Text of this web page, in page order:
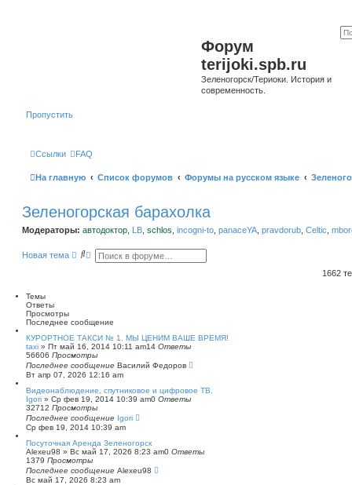
Форум
terijoki.spb.ru
Зеленогорск/Териоки. История и
современность.
Пропустить
Ссылки FAQ
На главную Список форумов Форумы на русском языке
Зеленогорская барахолка
Модераторы: автодоктор LB schlos incogni-to panaceYA pravdorub Celtic
Новая тема
П Р
н
ы
й
п
о
и
к
1662
Темы
Ответы
Просмотры
Последнее сообщение
КУРОРТНОЕ ТАКСИ № 1. МЫ ЦЕНИМ ВАШЕ ВРЕМЯ!
taxi » Пт май 16, 2014 10:11 am14 Ответы
56606 Просмотры
Последнее сообщение Василий Федоров
Вт апр 07, 2026 12:16 am
Видеонаблюдение, спутниковое и цифровое ТВ.
Igori » Ср фев 19, 2014 10:39 am0 Ответы
32712 Просмотры
Последнее сообщение Igori
Ср фев 19, 2014 10:39 am
Посуточная Аренда Зеленогорск
Alexeu98 » Вс май 17, 2026 8:23 am0 Ответы
1379 Просмотры
Последнее сообщение Alexeu98
Вс май 17, 2026 8:23 am